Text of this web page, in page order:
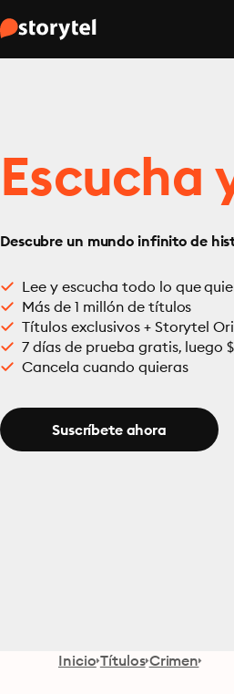
Escucha
Descubre un mundo infinito de
Lee y escucha todo lo que
Más de 1 millón de títulos
Títulos exclusivos + Storytel
7 días de prueba gratis, luego
Cancela cuando quieras
Suscríbete ahora
Inicio Títulos Crimen